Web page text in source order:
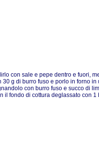
con sale e pepe dentro e fuori,
g di burro fuso e porlo in forno
con burro fuso e succo di
il fondo di cottura deglassato con